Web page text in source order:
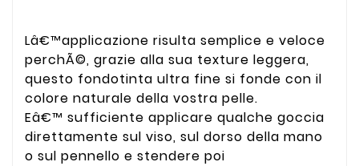
Lâ€™applicazione risulta semplice e veloce
perchÃ©, grazie alla sua texture leggera,
questo fondotinta ultra fine si fonde con il
colore naturale della vostra pelle.
Eâ€™ sufficiente applicare qualche goccia
direttamente sul viso, sul dorso della mano
o sul pennello e stendere poi